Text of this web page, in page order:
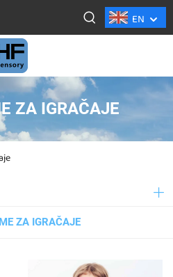
EN
ZA IGRAČAJE
ZA IGRAČAJE